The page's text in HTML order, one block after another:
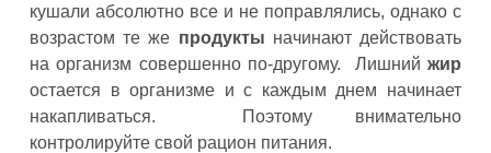
кушали абсолютно все и не поправлялись, однако с
возрастом те же продукты начинают действовать
на организм совершенно по-другому. Лишний жир
остается в организме и с каждым днем начинает
накапливаться. Поэтому внимательно
контролируйте свой рацион питания.